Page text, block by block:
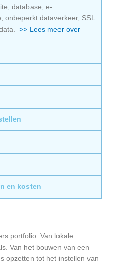
database, e-
onbeperkt dataverkeer, SSL
data.>> Lees meer over
en kosten
portfolio. Van lokale
Van het bouwen van een
opzetten tot het instellen van